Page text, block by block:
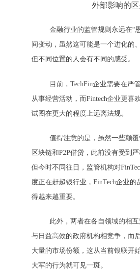
外部影响的区
金融行业的监管规则永远在“
间变动，虽然这可能是一个进化的
但不同位置的人会有不同的感受。
目前，TechFin企业需要在严
从事经营活动，而Fintech企业更喜
试图在更大的程度上远离法规。
值得注意的是，虽然一些颠
区块链和P2P借贷，此前没有受到
但今时不同往日，监管机构对
度正在赶超银行业，FinTech企业的
得越来越重要。
此外，两者在各自领域的相
与日益高效的政府机构相竞争，而
大量的市场份额，这从当前银联开
大军的行为就可见一斑。